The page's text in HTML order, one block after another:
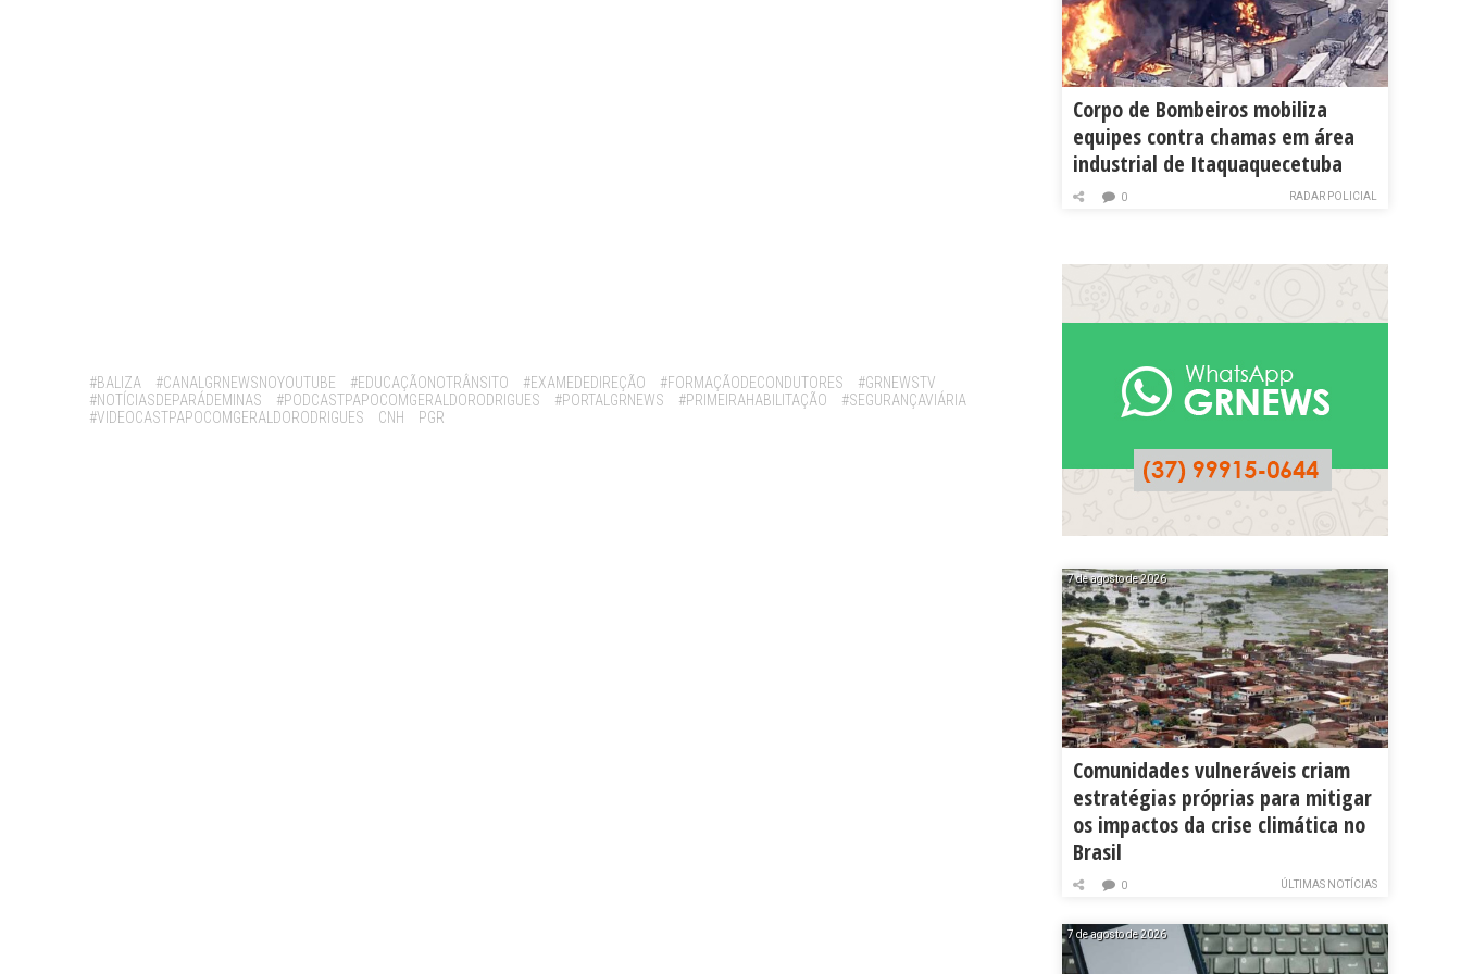
Tags:
#BALIZA #CANALGRNEWSNOYOUTUBE #EDUCAÇÃONOTRÂNSITO #EXAMEDEDIREÇÃO #FORMAÇÃODECONDUTORES
#GRNEWSTV
#NOTÍCIASDEPARÁDEMINAS
#PODCASTPAPOCOMGERALDORODRIGUES #PORTALGRNEWS #PRIMEIRAHABILITAÇÃO
#SEGURANÇAVIÁRIA
#VIDEOCASTPAPOCOMGERALDORODRIGUES
CNH PGR
Corpo de Bombeiros mobiliza
equipes contra chamas em área
industrial de Itaquaquecetuba
RADAR POLICIAL
0
7 de agosto de 2026
Comunidades vulneráveis criam
estratégias próprias para mitigar
os impactos da crise climática no
Brasil
ÚLTIMAS NOTÍCIAS
0
7 de agosto de 2026